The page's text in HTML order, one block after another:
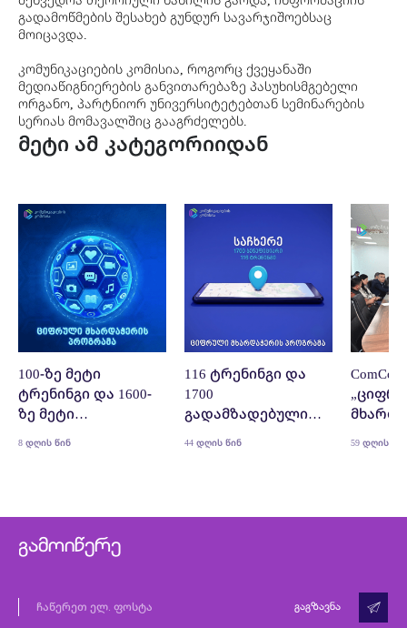
გადამოწმების შესახებ გუნდურ სავარჯიშოებსაც
მოიცავდა.
კომუნიკაციების კომისია, როგორც ქვეყანაში
მედიაწიგნიერების განვითარებაზე პასუხისმგებელი
ორგანო, პარტნიორ უნივერსიტეტებთან სემინარების
სერიას მომავალშიც გააგრძელებს.
მეტი ამ კატეგორიიდან
100-ზე მეტი
ტრენინგი და 1600-
ზე მეტი
გადამზადებული
ბენეფიციარი -
„ციფრული
მხარდაჭერის
პროგრამა“
8 დღის წინ
116 ტრენინგი და
1700
გადამზადებული
ბენეფიციარი -
ComCom-მა
მხარდაჭერის
44 დღის წინ 59 დღის
გამოიწერე
გაგზავნა